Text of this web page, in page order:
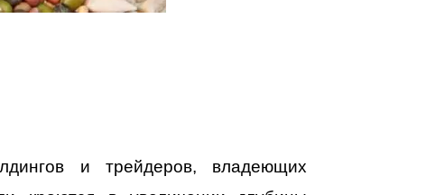
и трейдеров, владеющих